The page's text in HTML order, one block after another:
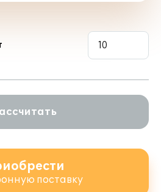
При этом
для обеспечения
продуктов под
В СОСТАВ
8. EHS
поставку